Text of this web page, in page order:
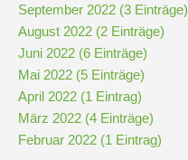
Stufe
7
und
8
Stufe
September 2022 (3 Einträge)
August 2022 (2 Einträge)
Juni 2022 (6 Einträge)
Mai 2022 (5 Einträge)
April 2022 (1 Eintrag)
März 2022 (4 Einträge)
Februar 2022 (1 Eintrag)